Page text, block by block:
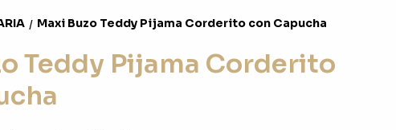
/ Maxi Buzo Teddy Pijama Corderito con Capucha
Teddy Pijama Corderito